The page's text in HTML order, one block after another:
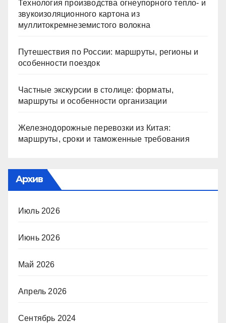
Технология производства огнеупорного тепло- и
звукоизоляционного картона из
муллитокремнеземистого волокна
Путешествия по России: маршруты, регионы и
особенности поездок
Частные экскурсии в столице: форматы,
маршруты и особенности организации
Железнодорожные перевозки из Китая:
маршруты, сроки и таможенные требования
Архив
Июль 2026
Июнь 2026
Май 2026
Апрель 2026
Сентябрь 2024